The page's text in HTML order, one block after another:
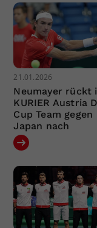
21.01.2026
Neumayer rückt
KURIER Austria
Cup Team gegen
Japan nach